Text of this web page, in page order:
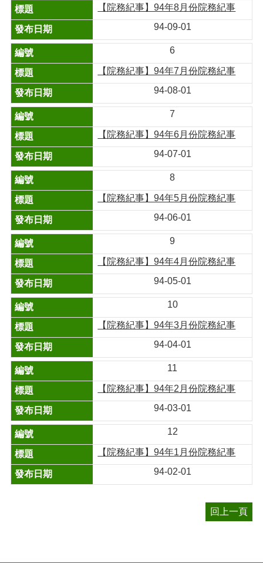
【院務紀事】94年8月份院務紀事
94-09-01
6
【院務紀事】94年7月份院務紀事
94-08-01
7
【院務紀事】94年6月份院務紀事
94-07-01
8
【院務紀事】94年5月份院務紀事
94-06-01
9
【院務紀事】94年4月份院務紀事
94-05-01
10
【院務紀事】94年3月份院務紀事
94-04-01
11
【院務紀事】94年2月份院務紀事
94-03-01
12
【院務紀事】94年1月份院務紀事
94-02-01
回上一頁